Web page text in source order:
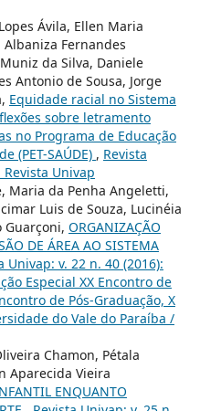
Ávila, Ellen Maria
Fernandes
da Silva, Daniele
Antonio de Sousa, Jorge
Equidade racial no Sistema
sobre letramento
no Programa de Educação
(PET-SAÚDE) , Revista
Revista Univap
Maria da Penha Angeletti,
Luis de Souza, Lucinéia
Guarçoni, ORGANIZAÇÃO
DE ÁREA AO SISTEMA
Univap: v. 22 n. 40 (2016):
Especial XX Encontro de
de Pós-Graduação, X
do Vale do Paraíba /
Chamon, Pétala
Aparecida Vieira
ENQUANTO